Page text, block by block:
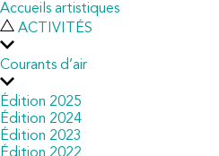
Accueils artistiques
ACTIVITÉS
Courants d’air
Édition 2025
Édition 2024
Édition 2023